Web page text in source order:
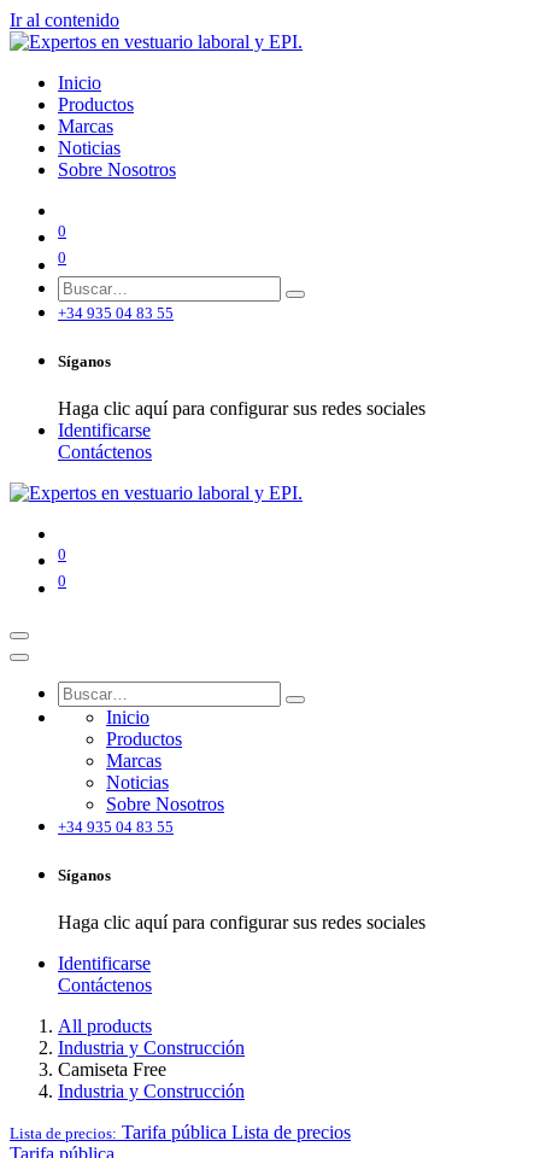
Ir al contenido
Inicio
Productos
Marcas
Noticias
Sobre Nosotros
0
0
+34 935 04 83 55
Síganos
Haga clic aquí para configurar sus redes sociales
Identificarse
Contáctenos
0
0
Inicio
Productos
Marcas
Noticias
Sobre Nosotros
+34 935 04 83 55
Síganos
Haga clic aquí para configurar sus redes sociales
Identificarse
Contáctenos
All products
Industria y Construcción
Camiseta Free
Industria y Construcción
Lista de precios: Tarifa pública Lista de precios
Tarifa pública